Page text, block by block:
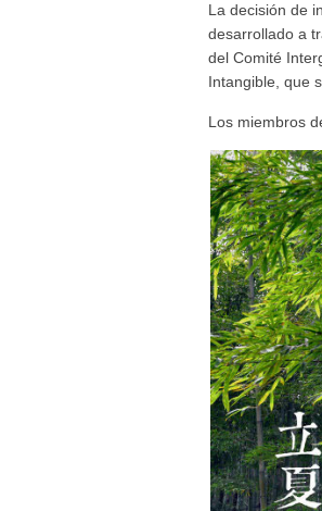
La decisión de
desarrollado a
del Comité
Intangible, que
Los miembros